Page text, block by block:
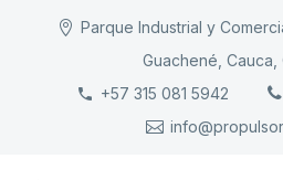
Parque Industrial y
Guachené, Cauca,
+57 315 081 5942
INICIO